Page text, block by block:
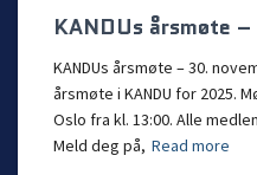
KANDUs årsmøte
KANDUs årsmøte – 30.
årsmøte i KANDU for 2025.
Oslo fra kl. 13:00. Alle
Meld deg på, Read more